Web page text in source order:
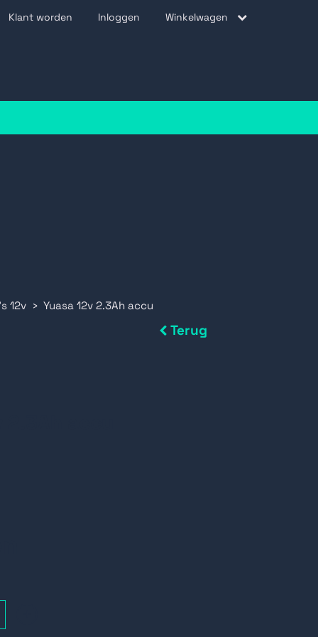
Klant worden Inloggen Winkelwagen
12v Yuasa 12v 2.3Ah accu
Terug